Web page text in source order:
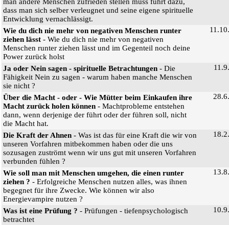
dass man sich selber verleugnet und seine eigene spirituelle
Entwicklung vernachlässigt.
Wie du dich nie mehr von negativen Menschen runter
ziehen lässt - Wie du dich nie mehr von negativen
Menschen runter ziehen lässt und im Gegenteil noch deine
Power zurück holst
Ja oder Nein sagen - spirituelle Betrachtungen - Die
Fähigkeit Nein zu sagen - warum haben manche Menschen
sie nicht ?
Über die Macht - oder - Wie Mütter beim Einkaufen ihre
Macht zurück holen können - Machtprobleme entstehen
dann, wenn derjenige der führt oder der führen soll, nicht
die Macht hat.
Die Kraft der Ahnen - Was ist das für eine Kraft die wir von
unseren Vorfahren mitbekommen haben oder die uns
sozusagen zuströmt wenn wir uns gut mit unseren Vorfahren
verbunden fühlen ?
Wie soll man mit Menschen umgehen, die einen runter
ziehen ? - Erfolgreiche Menschen nutzen alles, was ihnen
begegnet für ihre Zwecke. Wie können wir also
Energievampire nutzen ?
Was ist eine Prüfung ? - Prüfungen - tiefenpsychologisch
betrachtet